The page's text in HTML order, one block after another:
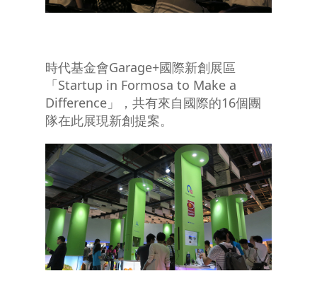
時代基金會Garage+國際新創展區
「Startup in Formosa to Make a
Difference」，共有來自國際的16個團
隊在此展現新創提案。